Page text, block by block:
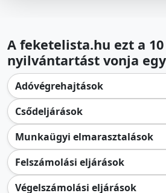
A feketelista.hu ezt a
nyilvántartást vonja
Adóvégrehajtások
Csődeljárások
Munkaügyi elmarasztalások
Felszámolási eljárások
Végelszámolási eljárások